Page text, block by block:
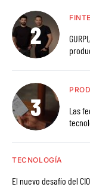
GURPI, la
Las
TECNOLOGÍA
El nuevo desafío del